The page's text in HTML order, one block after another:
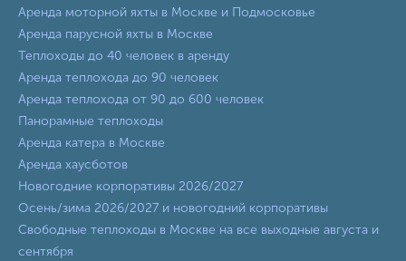
Аренда моторной яхты в Москве и Подмосковье
Аренда парусной яхты в Москве
Теплоходы до 40 человек в аренду
Аренда теплохода до 90 человек
Аренда теплохода от 90 до 600 человек
Панорамные теплоходы
Аренда катера в Москве
Аренда хаусботов
Новогодние корпоративы 2026/2027
Осень/зима 2026/2027 и новогодний корпоративы
Свободные теплоходы в Москве на все выходные августа и
сентября